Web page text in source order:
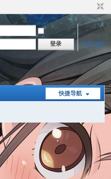
自动登录
找回密码
登录 立即注册
快捷导航